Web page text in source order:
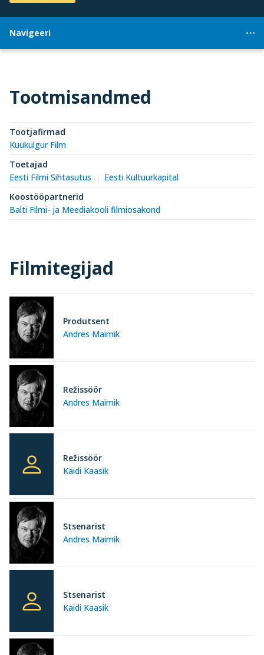
Navigeeri
Tootmisandmed
Tootjafirmad
Kuukulgur Film
Toetajad
Eesti Filmi Sihtasutus
Eesti Kultuurkapital
Koostööpartnerid
Balti Filmi- ja Meediakooli filmiosakond
Filmitegijad
Andres Maimik
Produtsent
Andres Maimik
Režissöör
Kaidi Kaasik
Režissöör
Andres Maimik
Stsenarist
Kaidi Kaasik
Stsenarist